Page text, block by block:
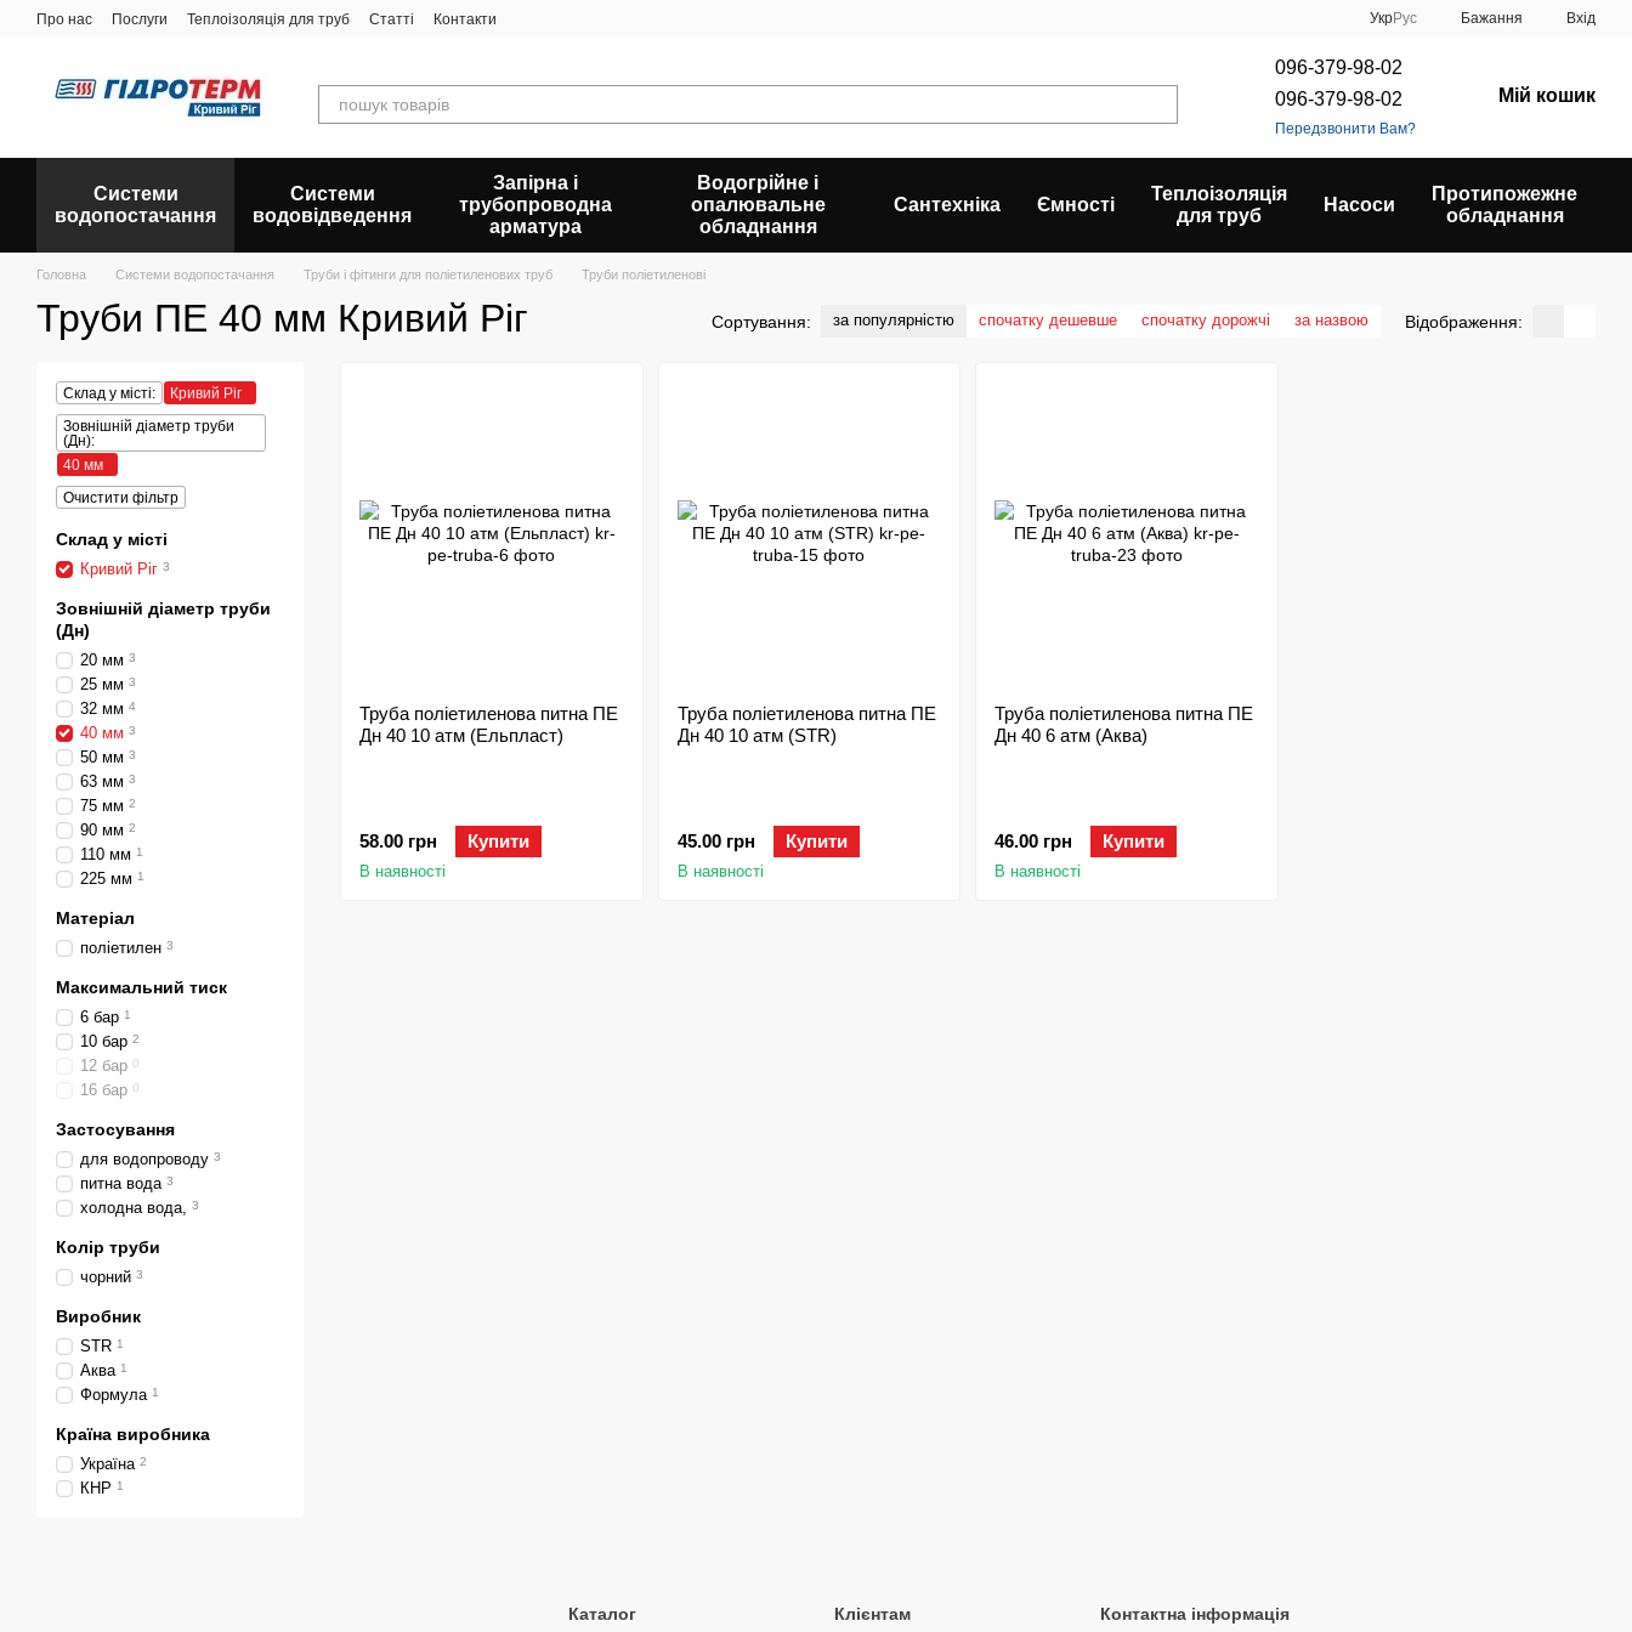
Перейти до основного контенту
Про нас Послуги Теплоізоляція для труб Статті Контакти УкрРус Бажання Вхід
096-379-98-02
096-379-98-02
Передзвонити Вам?
Мій кошик
Системи
водопостачання
Системи
водовідведення
Запірна і
трубопроводна
арматура
Водогрійне і
опалювальне
обладнання
Сантехніка Ємності
Теплоізоляція
для труб
Насоси
Протипожежне
обладнання
Головна Системи водопостачання Труби і фітинги для поліетиленових труб Труби поліетиленові
Труби ПЕ 40 мм Кривий Ріг Сортування: за популярністю спочатку дешевше спочатку дорожчі за назвою Відображення:
Труба поліетиленова питна ПЕ
Дн 40 10 атм (Ельпласт)
58.00 грн Купити
В наявності
Труба поліетиленова питна ПЕ
Дн 40 10 атм (STR)
45.00 грн Купити
В наявності
Труба поліетиленова питна ПЕ
Дн 40 6 атм (Аква)
46.00 грн Купити
В наявності
Склад у місті:
Кривий Ріг
Зовнішній діаметр труби
(Дн):
40 мм
Очистити фільтр
Склад у місті
Кривий Ріг 3
Зовнішній діаметр труби
(Дн)
20 мм 3
25 мм 3
32 мм 4
40 мм 3
50 мм 3
63 мм 3
75 мм 2
90 мм 2
110 мм 1
225 мм 1
Матеріал
поліетилен 3
Максимальний тиск
6 бар 1
10 бар 2
12 бар 0
16 бар 0
Застосування
для водопроводу 3
питна вода 3
холодна вода, 3
Колір труби
чорний 3
Виробник
STR 1
Аква 1
Формула 1
Країна виробника
Україна 2
КНР 1
Каталог Клієнтам Контактна інформація